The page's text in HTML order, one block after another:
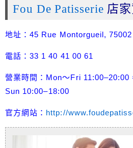
Fou De Patisserie 店
地址：45 Rue Montorgueil,
電話：33 1 40 41 00 61
營業時間：Mon～Fri 11:00–20:00
Sun 10:00–18:00
官方網站： http://